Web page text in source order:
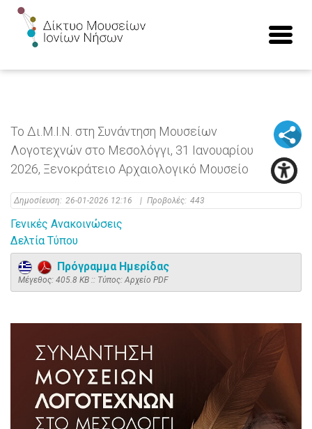
Το Δι.Μ.Ι.Ν. στη Συνάντηση Μουσείων
Λογοτεχνών στο Μεσολόγγι, 31 Ιανουαρίου
2026, Ξενοκράτειο Αρχαιολογικό Μουσείο
Δημοσίευση: 26-01-2026 12:16 | Προβολές: 443
Γενικές Ανακοινώσεις
Δελτία Τύπου
Πρόγραμμα Ημερίδας
Mέγεθος: 405.8 KB :: Τύπος: Αρχείο PDF